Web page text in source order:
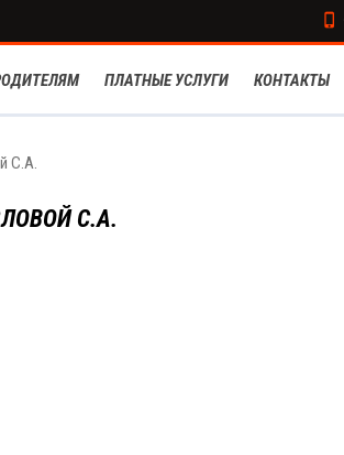
ПЛАТНЫЕ УСЛУГИ КОНТАКТЫ
С.А.
С.А.